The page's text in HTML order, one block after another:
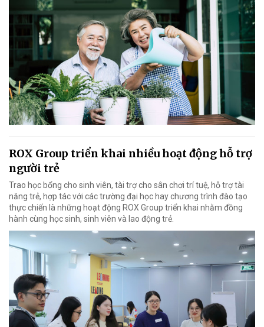
ROX Group triển khai nhiều hoạt động hỗ trợ
người trẻ
Trao học bổng cho sinh viên, tài trợ cho sân chơi trí tuệ, hỗ trợ tài
năng trẻ, hợp tác với các trường đại học hay chương trình đào tạo
thực chiến là những hoạt động ROX Group triển khai nhằm đồng
hành cùng học sinh, sinh viên và lao động trẻ.